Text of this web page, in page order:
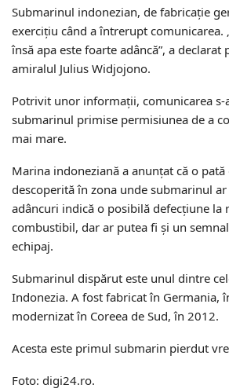
Submarinul indonezian, de fabricație
exercițiu când a întrerupt comunicarea.
însă apa este foarte adâncă”, a declarat
amiralul Julius Widjojono.
Potrivit unor informații, comunicarea
submarinul primise permisiunea de a
mai mare.
Marina indoneziană a anunțat că o
descoperită în zona unde submarinul
adâncuri indică o posibilă defecțiune la
combustibil, dar ar putea fi și un
echipaj.
Submarinul dispărut este unul dintre
Indonezia. A fost fabricat în Germania,
modernizat în Coreea de Sud, în 2012.
Acesta este primul submarin pierdut
Foto: digi24.ro.